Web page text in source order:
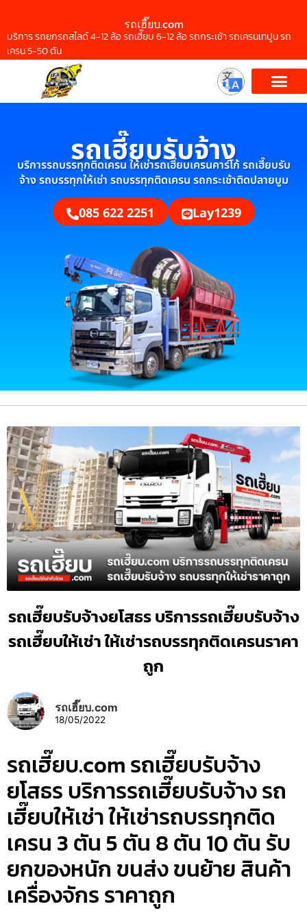
รถเฮี๊ยบ.com
บริการ รถยกรถสไลด์ 4-12 ล้อ รถเฮี๊ยบ 6-12 ล้อ รถกระเช้า รถเครนเทปูน รถ
เครน 5-50 ตัน
รถเฮี๊ยบรับจ้าง
บริการรถบรรทุกติดเครน ให้เช่ารถเฮี๊ยบเครนคาร์โก้ รถเฮี๊ยบรับ
จ้าง รถบรรทุกให้เช่า รถบรรทุกติดเครน รถกระเช้าติดปลายบูม
085 622 2251 Lay1239
รถเฮี๊ยบรับจ้างยโสธร บริการรถเฮี๊ยบรับจ้าง
รถเฮี๊ยบให้เช่า ให้เช่ารถบรรทุกติดเครนราคา
ถูก
รถเฮี๊ยบ.com
18/05/2022
รถเฮี๊ยบ.com รถเฮี๊ยบรับจ้าง
ยโสธร บริการรถเฮี๊ยบรับจ้าง รถ
เฮี๊ยบให้เช่า ให้เช่ารถบรรทุกติด
เครน 3 ตัน 5 ตัน 8 ตัน 10 ตัน รับ
ยกของหนัก ขนส่ง ขนย้าย สินค้า
เครื่องจักร ราคาถูก